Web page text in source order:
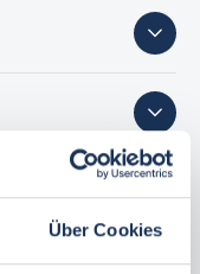
Über Cookies